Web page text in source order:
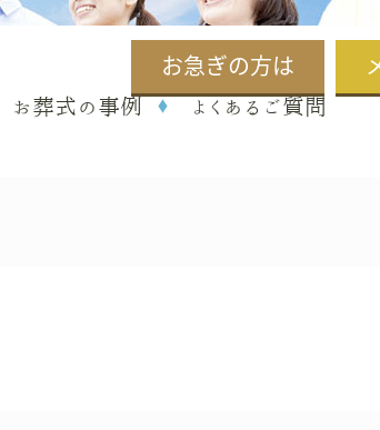
お急ぎの方は
お葬式の事例 よくあるご質問